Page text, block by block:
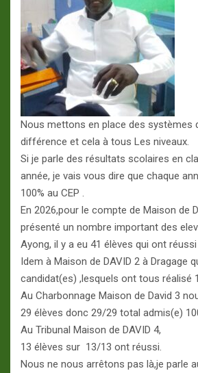
Nous mettons en place des systèmes
différence et cela à tous Les niveaux.
Si je parle des résultats scolaires en
année, je vais vous dire que chaque
100% au CEP .
En 2026,pour le compte de Maison de
présenté un nombre important des
Ayong, il y a eu 41 élèves qui ont
Idem à Maison de DAVID 2 à Dragage
candidat(es) ,lesquels ont tous réalisé
Au Charbonnage Maison de David 3
29 élèves donc 29/29 total admis(e)
Au Tribunal Maison de DAVID 4,
13 élèves sur 13/13 ont réussi.
Nous ne nous arrêtons pas là,je parle